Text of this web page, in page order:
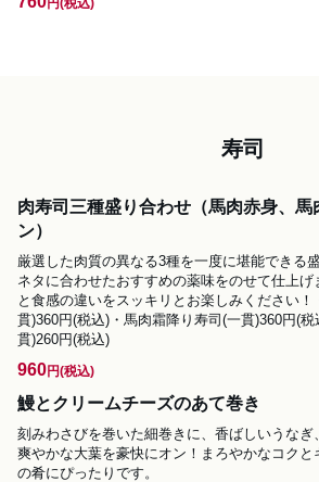
円(税込)
寿司
肉寿司三種盛り合わせ（馬肉赤身、馬
ン）
厳選した肉質の異なる3種を一度に堪能できる
ネタに合わせたおすすめの薬味をのせて仕上
と食感の違いをスッキリとお楽しみください
貫)360円(税込)・馬肉霜降り寿司(一貫)360円(
貫)260円(税込)
960円(税込)
鰻とクリームチーズのあて巻き
刻みわさびを巻いた細巻きに、香ばしいうなぎ
爽やかな大葉を豪快にオン！まろやかなコク
の肴にぴったりです。